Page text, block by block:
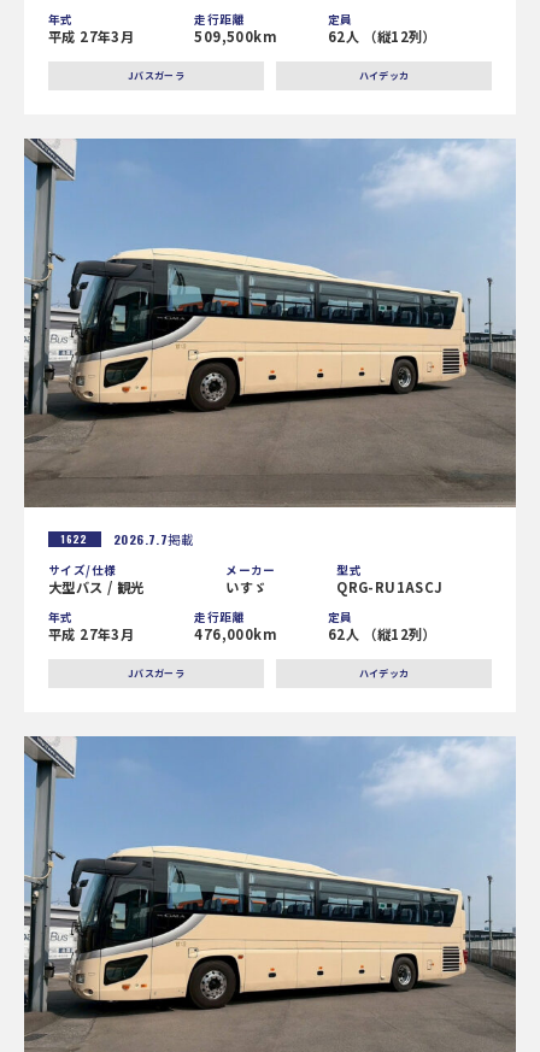
年式
平成 27年3月
走行距離
509,500km
定員
62人 （縦12列）
Jバスガーラ ハイデッカ
1622 2026.7.7掲載
サイズ/仕様
大型バス / 観光
メーカー
いすゞ
型式
QRG-RU1ASCJ
年式
平成 27年3月
走行距離
476,000km
定員
62人 （縦12列）
Jバスガーラ ハイデッカ